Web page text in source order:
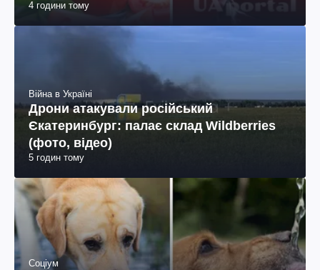
4 години тому
Війна в Україні
Дрони атакували російський
Єкатеринбург: палає склад Wildberries
(фото, відео)
5 годин тому
Соціум